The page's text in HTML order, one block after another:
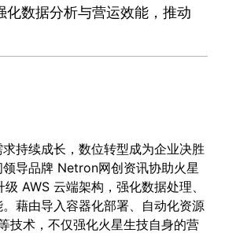
化数据分析与营运效能，推动
持续成长，数位转型成为企业决胜
导品牌 Netron网创资讯协助火星
AWS 云端架构，强化数据处理、
藉由导入容器化部署、自动化资源
技术，不仅强化火星生技自身的营